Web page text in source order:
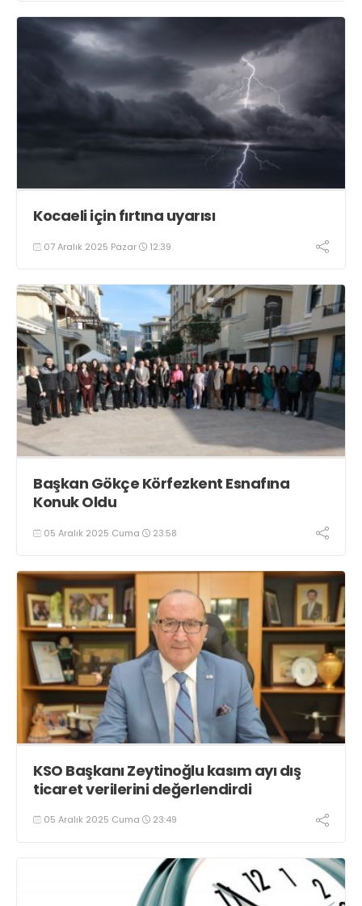
Kocaeli için fırtına uyarısı
07 Aralık 2025 Pazar 12:39
Başkan Gökçe Körfezkent Esnafına
Konuk Oldu
05 Aralık 2025 Cuma 23:58
KSO Başkanı Zeytinoğlu kasım ayı dış
ticaret verilerini değerlendirdi
05 Aralık 2025 Cuma 23:49